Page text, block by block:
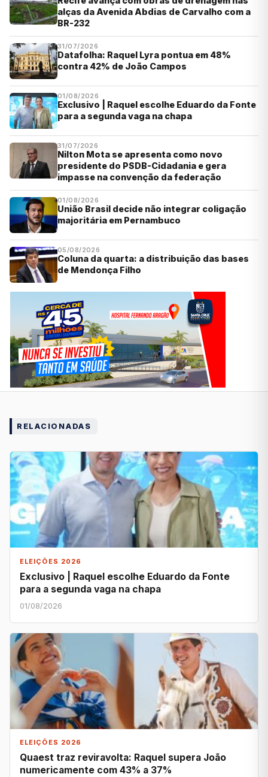
alças da Avenida Abdias de Carvalho com a
BR-232
31/07/2026
Datafolha: Raquel Lyra pontua em 48%
contra 42% de João Campos
01/08/2026
Exclusivo | Raquel escolhe Eduardo da Fonte
para a segunda vaga na chapa
31/07/2026
Nilton Mota se apresenta como novo
presidente do PSDB-Cidadania e gera
impasse na convenção da federação
01/08/2026
União Brasil decide não integrar coligação
majoritária em Pernambuco
05/08/2026
Coluna da quarta: a distribuição das bases
de Mendonça Filho
RELACIONADAS
ELEIÇÕES 2026
Exclusivo | Raquel escolhe Eduardo da Fonte
para a segunda vaga na chapa
01/08/2026
ELEIÇÕES 2026
Quaest traz reviravolta: Raquel supera João
numericamente com 43% a 37%